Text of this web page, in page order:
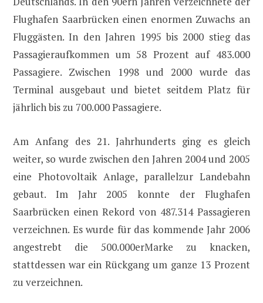
Flughafen Saarbrücken einen enormen Zuwachs an
Fluggästen. In den Jahren 1995 bis 2000 stieg das
Passagieraufkommen um 58 Prozent auf 483.000
Passagiere. Zwischen 1998 und 2000 wurde das
Terminal ausgebaut und bietet seitdem Platz für
jährlich bis zu 700.000 Passagiere.
Am Anfang des 21. Jahrhunderts ging es gleich
weiter, so wurde zwischen den Jahren 2004 und 2005
eine Photovoltaik Anlage, parallelzur Landebahn
gebaut. Im Jahr 2005 konnte der Flughafen
Saarbrücken einen Rekord von 487.314 Passagieren
verzeichnen. Es wurde für das kommende Jahr 2006
angestrebt die 500.000erMarke zu knacken,
stattdessen war ein Rückgang um ganze 13 Prozent
zu verzeichnen.